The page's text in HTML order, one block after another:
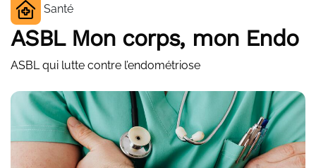
Santé
ASBL Mon corps, mon Endo
ASBL qui lutte contre l’endométriose